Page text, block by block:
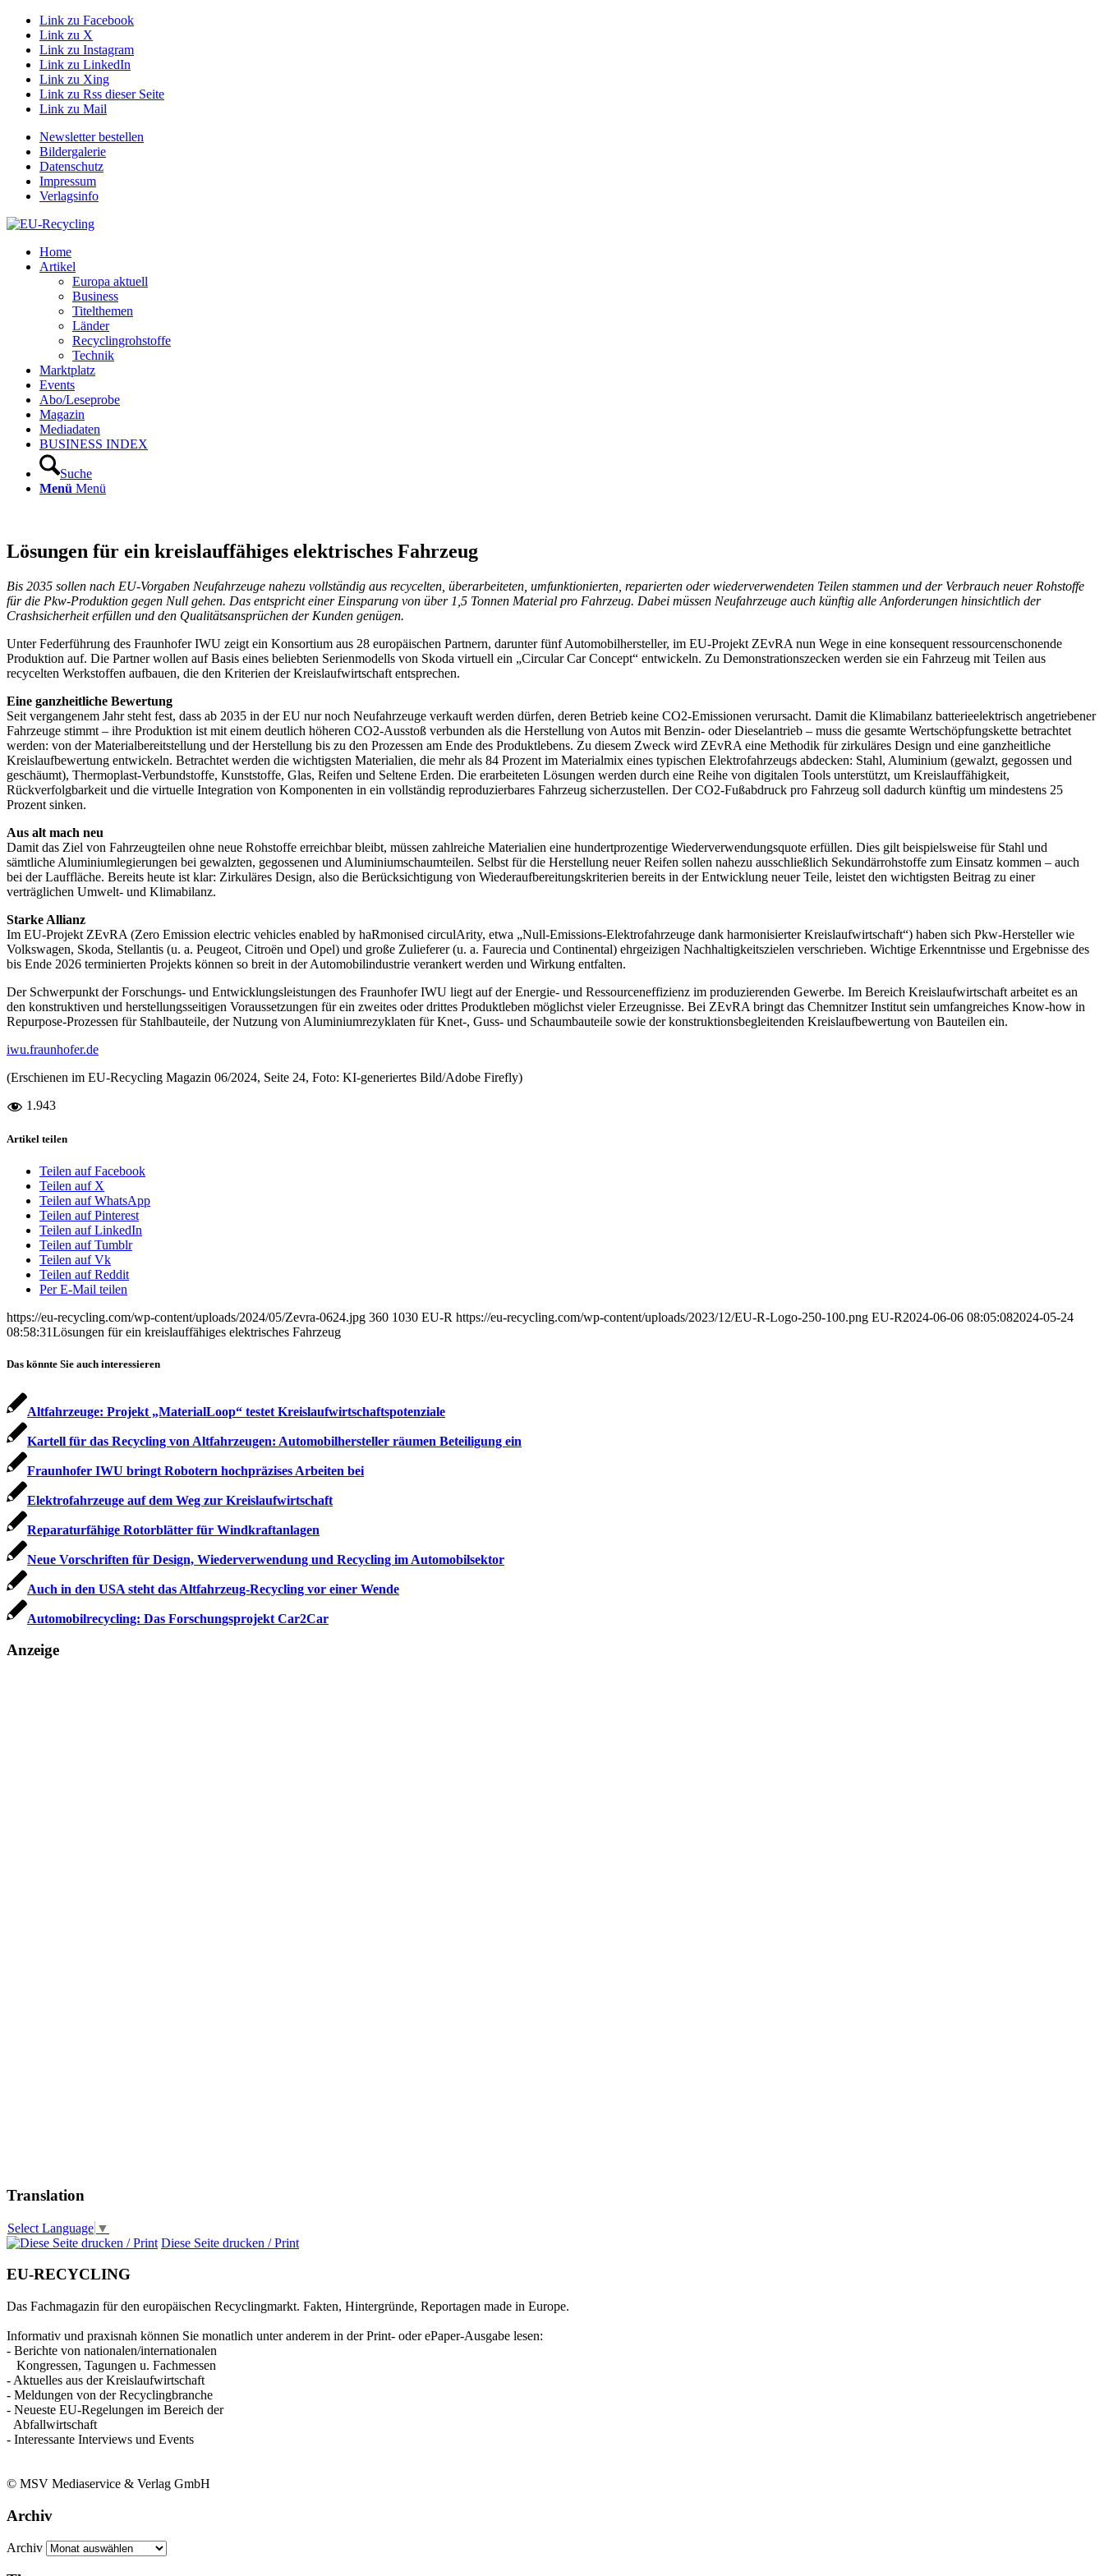
Link zu Facebook
Link zu X
Link zu Instagram
Link zu LinkedIn
Link zu Xing
Link zu Rss dieser Seite
Link zu Mail
Newsletter bestellen
Bildergalerie
Datenschutz
Impressum
Verlagsinfo
Home
Artikel
Europa aktuell
Business
Titelthemen
Länder
Recyclingrohstoffe
Technik
Marktplatz
Events
Abo/Leseprobe
Magazin
Mediadaten
BUSINESS INDEX
Suche
Menü Menü
Lösungen für ein kreislauffähiges elektrisches Fahrzeug
Bis 2035 sollen nach EU-Vorgaben Neufahrzeuge nahezu vollständig aus recycelten, überarbeiteten, umfunktionierten, reparierten oder wiederverwendeten Teilen stammen und der Verbrauch neuer Rohstoffe
für die Pkw-Produktion gegen Null gehen. Das entspricht einer Einsparung von über 1,5 Tonnen Material pro Fahrzeug. Dabei müssen Neufahrzeuge auch künftig alle Anforderungen hinsichtlich der
Crashsicherheit erfüllen und den Qualitätsansprüchen der Kunden genügen.
Unter Federführung des Fraunhofer IWU zeigt ein Konsortium aus 28 europäischen Partnern, darunter fünf Automobilhersteller, im EU-Projekt ZEvRA nun Wege in eine konsequent ressourcenschonende
Produktion auf. Die Partner wollen auf Basis eines beliebten Serienmodells von Skoda virtuell ein „Circular Car Concept“ entwickeln. Zu Demonstrationszecken werden sie ein Fahrzeug mit Teilen aus
recycelten Werkstoffen aufbauen, die den Kriterien der Kreislaufwirtschaft entsprechen.
Eine ganzheitliche Bewertung
Seit vergangenem Jahr steht fest, dass ab 2035 in der EU nur noch Neufahrzeuge verkauft werden dürfen, deren Betrieb keine CO2-Emissionen verursacht. Damit die Klimabilanz batterieelektrisch angetriebener
Fahrzeuge stimmt – ihre Produktion ist mit einem deutlich höheren CO2-Ausstoß verbunden als die Herstellung von Autos mit Benzin- oder Dieselantrieb – muss die gesamte Wertschöpfungskette betrachtet
werden: von der Materialbereitstellung und der Herstellung bis zu den Prozessen am Ende des Produktlebens. Zu diesem Zweck wird ZEvRA eine Methodik für zirkuläres Design und eine ganzheitliche
Kreislaufbewertung entwickeln. Betrachtet werden die wichtigsten Materialien, die mehr als 84 Prozent im Materialmix eines typischen Elektrofahrzeugs abdecken: Stahl, Aluminium (gewalzt, gegossen und
geschäumt), Thermoplast-Verbundstoffe, Kunststoffe, Glas, Reifen und Seltene Erden. Die erarbeiteten Lösungen werden durch eine Reihe von digitalen Tools unterstützt, um Kreislauffähigkeit,
Rückverfolgbarkeit und die virtuelle Integration von Komponenten in ein vollständig reproduzierbares Fahrzeug sicherzustellen. Der CO2-Fußabdruck pro Fahrzeug soll dadurch künftig um mindestens 25
Prozent sinken.
Aus alt mach neu
Damit das Ziel von Fahrzeugteilen ohne neue Rohstoffe erreichbar bleibt, müssen zahlreiche Materialien eine hundertprozentige Wiederverwendungsquote erfüllen. Dies gilt beispielsweise für Stahl und
sämtliche Aluminiumlegierungen bei gewalzten, gegossenen und Aluminiumschaumteilen. Selbst für die Herstellung neuer Reifen sollen nahezu ausschließlich Sekundärrohstoffe zum Einsatz kommen – auch
bei der Lauffläche. Bereits heute ist klar: Zirkuläres Design, also die Berücksichtigung von Wiederaufbereitungskriterien bereits in der Entwicklung neuer Teile, leistet den wichtigsten Beitrag zu einer
verträglichen Umwelt- und Klimabilanz.
Starke Allianz
Im EU-Projekt ZEvRA (Zero Emission electric vehicles enabled by haRmonised circulArity, etwa „Null-Emissions-Elektrofahrzeuge dank harmonisierter Kreislaufwirtschaft“) haben sich Pkw-Hersteller wie
Volkswagen, Skoda, Stellantis (u. a. Peugeot, Citroën und Opel) und große Zulieferer (u. a. Faurecia und Continental) ehrgeizigen Nachhaltigkeitszielen verschrieben. Wichtige Erkenntnisse und Ergebnisse des
bis Ende 2026 terminierten Projekts können so breit in der Automobilindustrie verankert werden und Wirkung entfalten.
Der Schwerpunkt der Forschungs- und Entwicklungsleistungen des Fraunhofer IWU liegt auf der Energie- und Ressourceneffizienz im produzierenden Gewerbe. Im Bereich Kreislaufwirtschaft arbeitet es an
den konstruktiven und herstellungsseitigen Voraussetzungen für ein zweites oder drittes Produktleben möglichst vieler Erzeugnisse. Bei ZEvRA bringt das Chemnitzer Institut sein umfangreiches Know-how in
Repurpose-Prozessen für Stahlbauteile, der Nutzung von Aluminiumrezyklaten für Knet-, Guss- und Schaumbauteile sowie der konstruktionsbegleitenden Kreislaufbewertung von Bauteilen ein.
iwu.fraunhofer.de
(Erschienen im EU-Recycling Magazin 06/2024, Seite 24, Foto: KI-generiertes Bild/Adobe Firefly)
1.943
Artikel teilen
Teilen auf Facebook
Teilen auf X
Teilen auf WhatsApp
Teilen auf Pinterest
Teilen auf LinkedIn
Teilen auf Tumblr
Teilen auf Vk
Teilen auf Reddit
Per E-Mail teilen
https://eu-recycling.com/wp-content/uploads/2024/05/Zevra-0624.jpg 360 1030 EU-R https://eu-recycling.com/wp-content/uploads/2023/12/EU-R-Logo-250-100.png EU-R2024-06-06 08:05:082024-05-24
08:58:31Lösungen für ein kreislauffähiges elektrisches Fahrzeug
Das könnte Sie auch interessieren
Altfahrzeuge: Projekt „MaterialLoop“ testet Kreislaufwirtschaftspotenziale
Kartell für das Recycling von Altfahrzeugen: Automobilhersteller räumen Beteiligung ein
Fraunhofer IWU bringt Robotern hochpräzises Arbeiten bei
Elektrofahrzeuge auf dem Weg zur Kreislaufwirtschaft
Reparaturfähige Rotorblätter für Windkraftanlagen
Neue Vorschriften für Design, Wiederverwendung und Recycling im Automobilsektor
Auch in den USA steht das Altfahrzeug-Recycling vor einer Wende
Automobilrecycling: Das Forschungsprojekt Car2Car
Anzeige
Translation
Select Language ▼
Diese Seite drucken / Print
EU-RECYCLING
Das Fachmagazin für den europäischen Recyclingmarkt. Fakten, Hintergründe, Reportagen made in Europe.
Informativ und praxisnah können Sie monatlich unter anderem in der Print- oder ePaper-Ausgabe lesen:
- Berichte von nationalen/internationalen
Kongressen, Tagungen u. Fachmessen
- Aktuelles aus der Kreislaufwirtschaft
- Meldungen von der Recyclingbranche
- Neueste EU-Regelungen im Bereich der
Abfallwirtschaft
- Interessante Interviews und Events
© MSV Mediaservice & Verlag GmbH
Archiv
Archiv